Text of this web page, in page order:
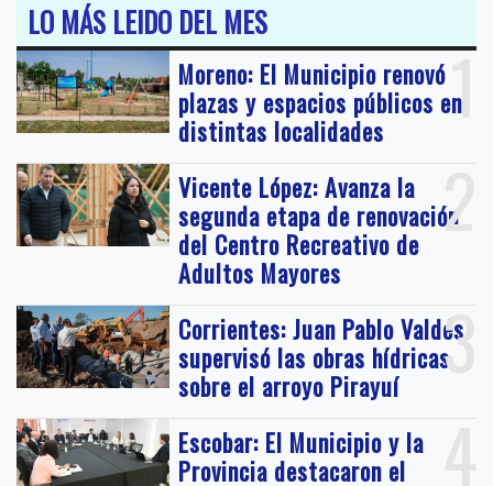
LO MÁS LEIDO DEL MES
1
Moreno: El Municipio renovó
plazas y espacios públicos en
distintas localidades
2
Vicente López: Avanza la
segunda etapa de renovación
del Centro Recreativo de
Adultos Mayores
3
Corrientes: Juan Pablo Valdés
supervisó las obras hídricas
sobre el arroyo Pirayuí
4
Escobar: El Municipio y la
Provincia destacaron el